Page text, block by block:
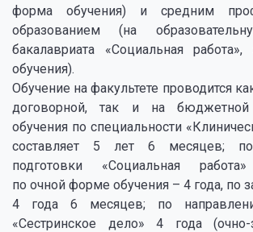
форма обучения) и средним
образованием (на
бакалавриата «Социальная
обучения).
Обучение на факультете проводится
договорной, так и на
обучения по специальности
составляет 5 лет 6 месяцев;
подготовки «Социальная работа»
по очной форме обучения – 4 года, по
4 года 6 месяцев; по
«Сестринское дело» 4 года